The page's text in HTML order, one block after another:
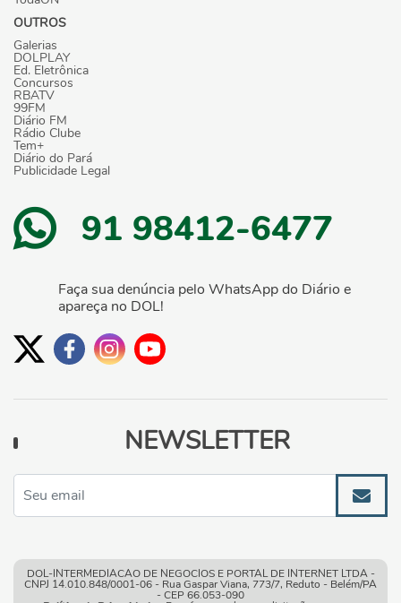
OUTROS
Galerias
DOLPLAY
Ed. Eletrônica
Concursos
RBATV
99FM
Diário FM
Rádio Clube
Tem+
Diário do Pará
Publicidade Legal
91 98412-6477
Faça sua denúncia pelo WhatsApp do Diário e
apareça no DOL!
NEWSLETTER
DOL-INTERMEDIACAO DE NEGOCIOS E PORTAL DE INTERNET LTDA -
CNPJ 14.010.848/0001-06 - Rua Gaspar Viana, 773/7, Reduto - Belém/PA
- CEP 66.053-090